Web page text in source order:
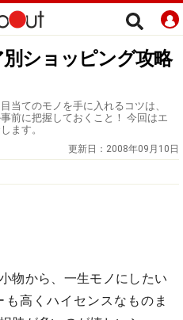
ショッピング攻略
当てのモノを手に入れるコツは、
前に把握しておくこと！ 今回はエ
ます。
更新日： 2008年09月10日
物から、一生モノにしたい
高くハイセンスなものま